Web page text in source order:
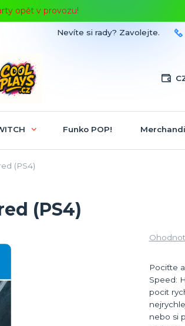
opět v provozu!
Nevíte si rady? Zavolejte.
Funko POP!
(PS4)
(PS4)
Pociťte
Speed:
pocit
nebo si